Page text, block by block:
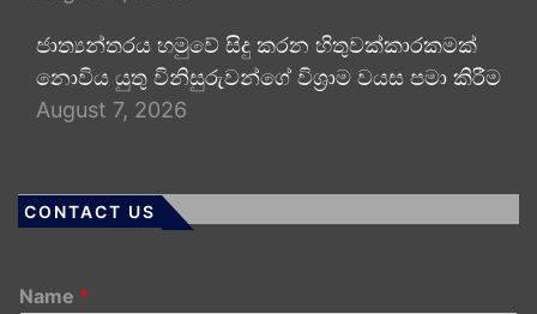
ජාත්‍යන්තරය හමුවේ සිදු කරන හිතුවක්කාරකමක්
නොවිය යුතු විනිසුරුවන්ගේ විශ්‍රාම වයස පමා කිරීම
August 7, 2026
CONTACT US
Name *